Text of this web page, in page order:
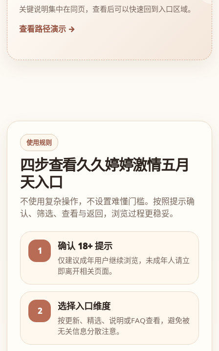
关键说明集中在同页，查看后可以快速回到入口区域。
查看路径演示 →
使用规则
四步查看久久婷婷激情五月
天入口
不使用复杂操作，不设置难懂门槛。按照提示确
认、筛选、查看与返回，浏览过程更稳妥。
1 确认 18+ 提示
仅建议成年用户继续浏览，未成年人请立
即离开相关页面。
2 选择入口维度
按更新、精选、说明或FAQ查看，避免被
无关信息分散注意。